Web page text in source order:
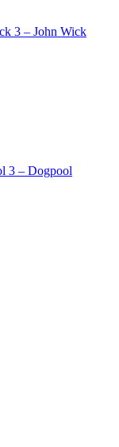
3 – John Wick
3 – Dogpool